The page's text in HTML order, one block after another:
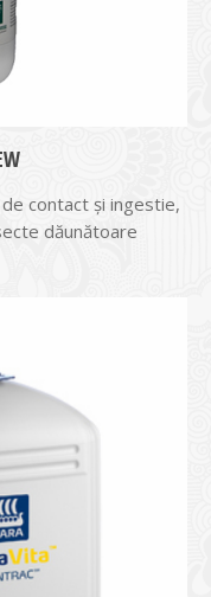
contact și ingestie,
dăunătoare